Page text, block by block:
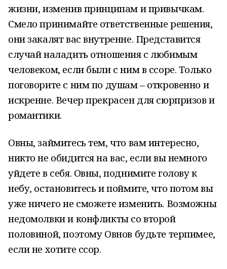
жизни, изменив принципам и привычкам.
Смело принимайте ответственные решения,
они закалят вас внутренне. Представится
случай наладить отношения с любимым
человеком, если были с ним в ссоре. Только
поговорите с ним по душам – откровенно и
искренне. Вечер прекрасен для сюрпризов и
романтики.
Овны, займитесь тем, что вам интересно,
никто не обидится на вас, если вы немного
уйдете в себя. Овны, поднимите голову к
небу, остановитесь и поймите, что потом вы
уже ничего не сможете изменить. Возможны
недомолвки и конфликты со второй
половиной, поэтому Овнов будьте терпимее,
если не хотите ссор.